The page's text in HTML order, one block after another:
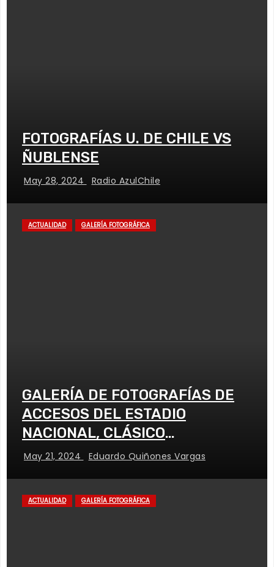
FOTOGRAFÍAS U. DE CHILE VS
ÑUBLENSE
May 28, 2024 Radio AzulChile
ACTUALIDAD GALERÍA FOTOGRÁFICA
GALERÍA DE FOTOGRAFÍAS DE
ACCESOS DEL ESTADIO
NACIONAL, CLÁSICO
UNIVERSITARIO
May 21, 2024 Eduardo Quiñones Vargas
ACTUALIDAD GALERÍA FOTOGRÁFICA